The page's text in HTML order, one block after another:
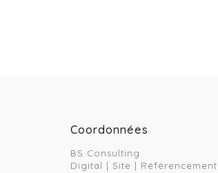
Coordonnées
BS Consulting
Digital | Site | Référencement